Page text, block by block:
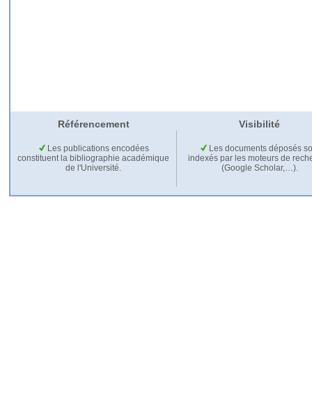
Référencement Visibilité
Les publications encodées
constituent la bibliographie académique
de l'Université.
Les documents déposés
indexés par les moteurs de
(Google Scholar,…).